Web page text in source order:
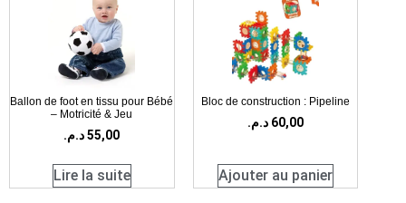
Ballon de foot en tissu pour Bébé
– Motricité & Jeu
55,00 د.م.
Lire la suite
Bloc de construction : Pipeline
60,00 د.م.
Ajouter au panier